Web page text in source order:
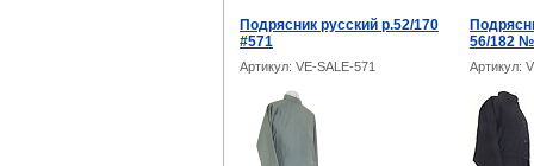
Подрясник русский р.52/170
#571
56/182
Артикул: VE-SALE-571 Артикул: